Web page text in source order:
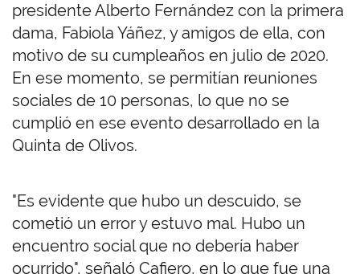
presidente Alberto Fernández con la primera
dama, Fabiola Yáñez, y amigos de ella, con
motivo de su cumpleaños en julio de 2020.
En ese momento, se permitían reuniones
sociales de 10 personas, lo que no se
cumplió en ese evento desarrollado en la
Quinta de Olivos.
"Es evidente que hubo un descuido, se
cometió un error y estuvo mal. Hubo un
encuentro social que no debería haber
ocurrido", señaló Cafiero, en lo que fue una